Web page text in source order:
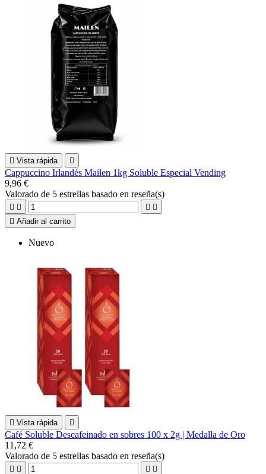
 Vista rápida 
Cappuccino Irlandés Mailen 1kg Soluble Especial Vending
9,96 €
Valorado de 5 estrellas basado en reseña(s)
   
 Añadir al carrito
Nuevo
 Vista rápida 
Café Soluble Descafeinado en sobres 100 x 2g | Medalla de Oro
11,72 €
Valorado de 5 estrellas basado en reseña(s)
   